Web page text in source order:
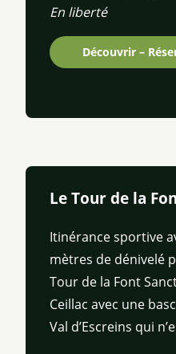
En liberté
Découvrir –
Le Tour de la
Itinérance sportive
mètres de dénivelé
Tour de la Font
Ceillac avec une
Val d’Escreins qui